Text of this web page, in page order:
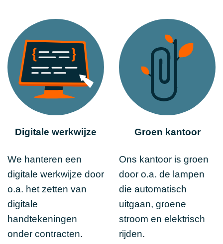
Digitale werkwijze
We hanteren een
digitale werkwijze door
o.a. het zetten van
digitale
handtekeningen
onder contracten.
Groen kantoor
Ons kantoor is groen
door o.a. de lampen
die automatisch
uitgaan, groene
stroom en elektrisch
rijden.